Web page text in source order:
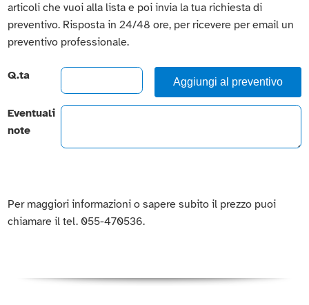
articoli che vuoi alla lista e poi invia la tua richiesta di
preventivo. Risposta in 24/48 ore, per ricevere per email un
preventivo professionale.
Q.ta Aggiungi al preventivo
Eventuali
note
Per maggiori informazioni o sapere subito il prezzo puoi
chiamare il tel. 055-470536.